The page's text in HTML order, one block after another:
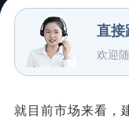
直接
欢迎
就目前市场来看，